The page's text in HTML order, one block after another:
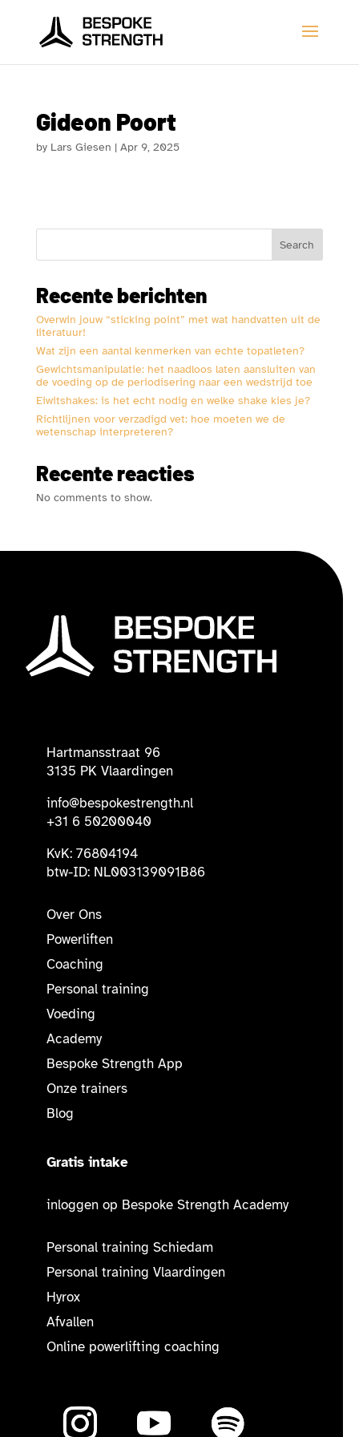
Gideon Poort
by Lars Giesen | Apr 9, 2025
Search
Recente berichten
Overwin jouw “sticking point” met wat handvatten uit de
literatuur!
Wat zijn een aantal kenmerken van echte topatleten?
Gewichtsmanipulatie: het naadloos laten aansluiten van
de voeding op de periodisering naar een wedstrijd toe
Eiwitshakes: is het echt nodig en welke shake kies je?
Richtlijnen voor verzadigd vet: hoe moeten we de
wetenschap interpreteren?
Recente reacties
No comments to show.
Hartmansstraat 96
3135 PK Vlaardingen
info@bespokestrength.nl
+31 6 50200040
KvK: 76804194
btw-ID: NL003139091B86
Over Ons
Powerliften
Coaching
Personal training
Voeding
Academy
Bespoke Strength App
Onze trainers
Blog
Gratis intake
inloggen op Bespoke Strength Academy
Personal training Schiedam
Personal training Vlaardingen
Hyrox
Afvallen
Online powerlifting coaching